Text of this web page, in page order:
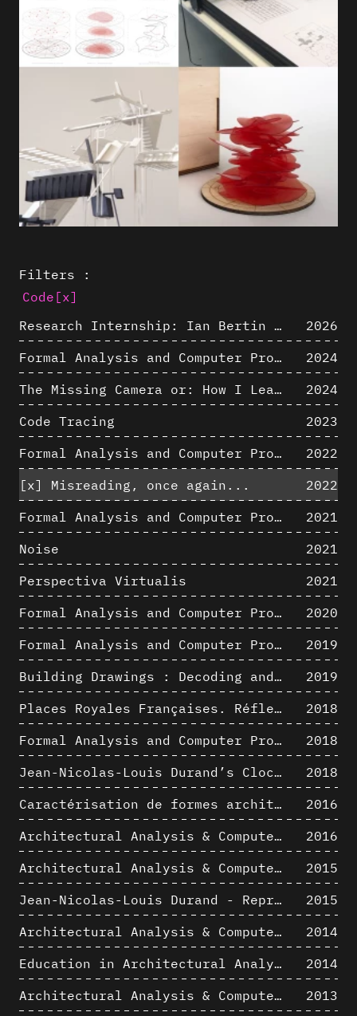
Filters :
Code [x]
Research Internship: Ian Bertin (IMT Mines Alès)
2026
Formal Analysis and Computer Process - Algorithmic Music III/III
2024
The Missing Camera or: How I Learned to Stop Worrying and Love Oblique Projection
2024
Code Tracing
2023
Formal Analysis and Computer Process - Algorithmic Music II/III
2022
[x]
Misreading, once again...
2022
Formal Analysis and Computer Process - Algorithmic Music I/III
2021
Noise
2021
Perspectiva Virtualis
2021
Formal Analysis and Computer Process - The Algorists
2020
Formal Analysis and Computer Process - Medley II/II
2019
Building Drawings : Decoding and Recoding the Graphic Projection Algorithm in Architectural Representation
2019
Places Royales Françaises. Réflexion d’une logique d’édification à travers une corrélation entre une analyse sémantique et un signal géométrique
2018
Formal Analysis and Computer Process - Medley I/II
2018
Jean-Nicolas-Louis Durand’s Clockwork
2018
Caractérisation de formes architecturales. Une approche expérimentale intégrant complexité et intelligibilité des représentations numériques
2016
Architectural Analysis & Computer Process IV
2016
Architectural Analysis & Computer Process III
2015
Jean-Nicolas-Louis Durand - Representation as Instrument
2015
Architectural Analysis & Computer Process II
2014
Education in Architectural Analysis through Hybrid Graphic Means: a Setup for Critical Thinking
2014
Architectural Analysis & Computer Process I
2013